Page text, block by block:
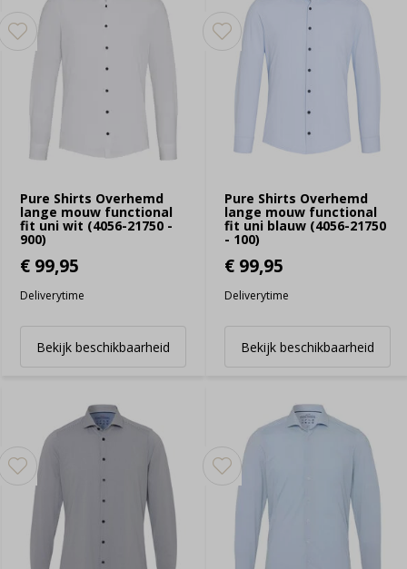
Pure Shirts Overhemd
lange mouw functional
fit uni wit (4056-21750 -
900)
€ 99,95
Deliverytime
Bekijk beschikbaarheid
Pure Shirts Overhemd
lange mouw functional
fit uni blauw (4056-21750
- 100)
€ 99,95
Deliverytime
Bekijk beschikbaarheid